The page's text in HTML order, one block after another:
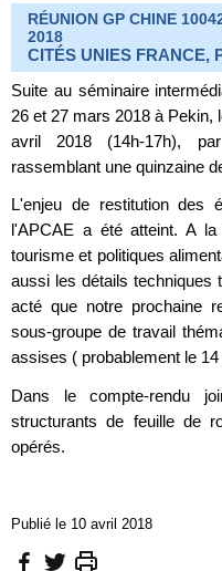
RÉUNION GP CHINE
2018
CITÉS UNIES FRANCE,
Suite au séminaire
26 et 27 mars 2018 à Pekin,
avril 2018 (14h-17h),
rassemblant une quinzaine
L'enjeu de restitution des
l'APCAE a été atteint. A
tourisme et politiques
aussi les détails techniques
acté que notre prochaine
sous-groupe de travail
assises ( probablement le
Dans le compte-rendu
structurants de feuille de
opérés.
Publié le 10 avril 2018